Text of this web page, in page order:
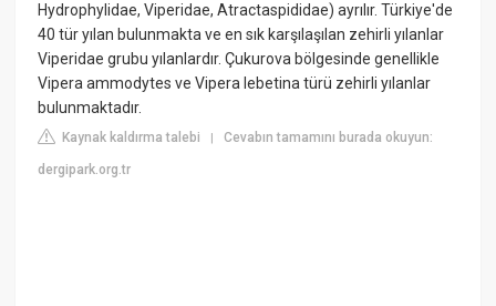
Hydrophylidae,Viperidae, Atractaspididae) ayrılır. Türkiye'de
40 tür yılan bulunmakta ve en sık karşılaşılan zehirli yılanlar
Viperidae grubu yılanlardır. Çukurova bölgesinde genellikle
Vipera ammodytes ve Vipera lebetina türü zehirli yılanlar
bulunmaktadır.
Kaynak kaldırma talebi |Cevabın tamamını burada okuyun:
dergipark.org.tr